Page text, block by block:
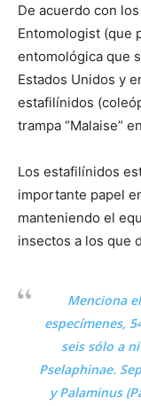
De acuerdo con
Entomologist (que
entomológica que
Estados Unidos y
estafilínidos
trampa “Malaise”
Los estafilínidos
importante papel
manteniendo el
insectos a los que
Menciona
especímenes,
seis sólo a
Pselaphinae.
y Palaminus